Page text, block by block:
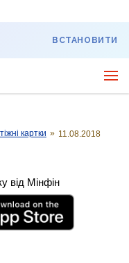
ВСТАНОВИТИ
картки » 11.08.2018
від Мінфін